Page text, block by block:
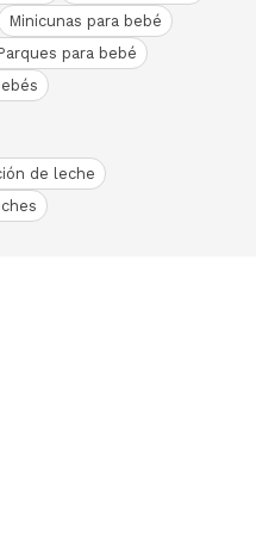
Minicunas para bebé
para bebé
de leche